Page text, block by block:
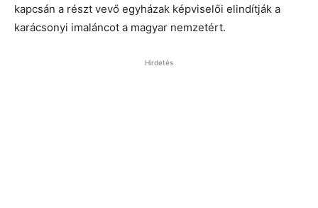
kapcsán a részt vevő egyházak képviselői elindítják a
karácsonyi imaláncot a magyar nemzetért.
Hirdetés